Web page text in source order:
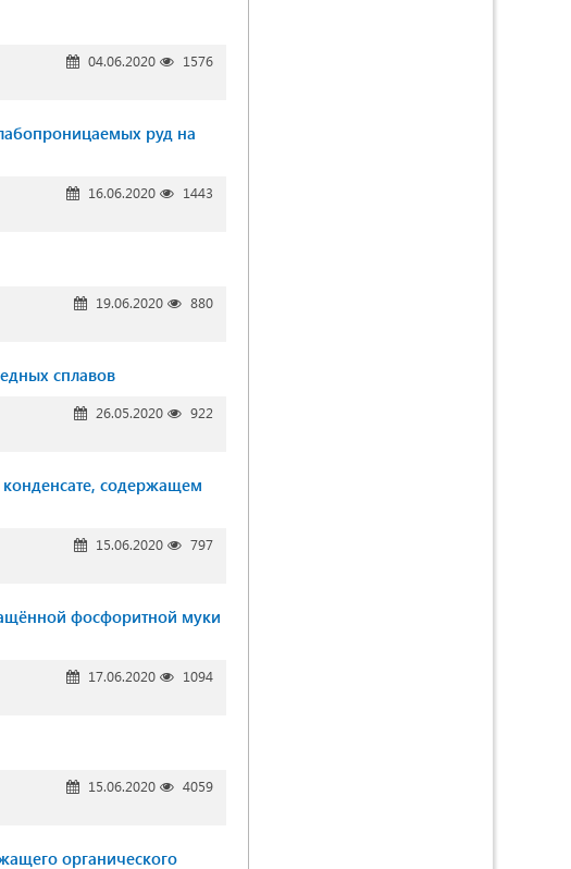
04.06.2020
1576
руд на
16.06.2020
1443
19.06.2020
880
сплавов
26.05.2020
922
содержащем
15.06.2020
797
фосфоритной муки
17.06.2020
1094
15.06.2020
4059
органического